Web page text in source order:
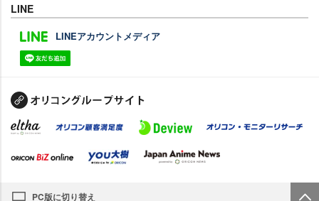
LINE
LINEアカウントメディア
PC版に切り替え